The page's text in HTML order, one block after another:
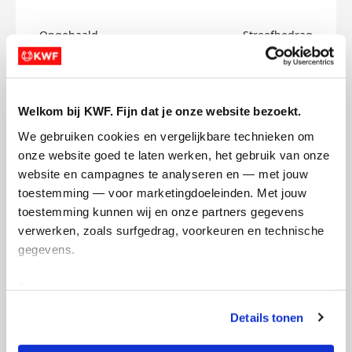
Welkom bij KWF. Fijn dat je onze website bezoekt.
We gebruiken cookies en vergelijkbare technieken om
onze website goed te laten werken, het gebruik van onze
website en campagnes te analyseren en — met jouw
toestemming — voor marketingdoeleinden. Met jouw
toestemming kunnen wij en onze partners gegevens
verwerken, zoals surfgedrag, voorkeuren en technische
gegevens.
tonen. Je kunt je toestemming op elk moment wijzigen of
intrekken via Cookie instellingen onderaan de pagina. De
Details tonen
Opgehaald
€0
Streefbedrag
€150
Dayla's badges